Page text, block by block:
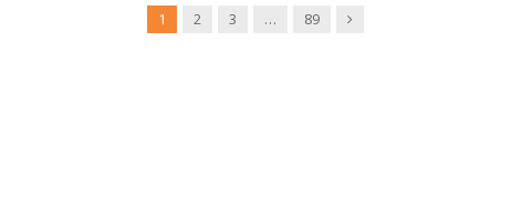
1 2 3 … 89 Next